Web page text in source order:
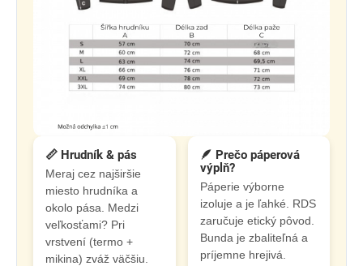
📏 Hrudník & pás
Meraj cez najširšie
miesto hrudníka a
okolo pása. Medzi
veľkosťami? Pri
vrstvení (termo +
mikina) zváž väčšiu.
🪶 Prečo páperová
výplň?
Páperie výborne
izoluje a je ľahké. RDS
zaručuje etický pôvod.
Bunda je zbaliteľná a
príjemne hrejivá.